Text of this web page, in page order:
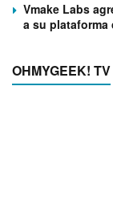
Vmake Labs
a su
OHMYGEEK! TV